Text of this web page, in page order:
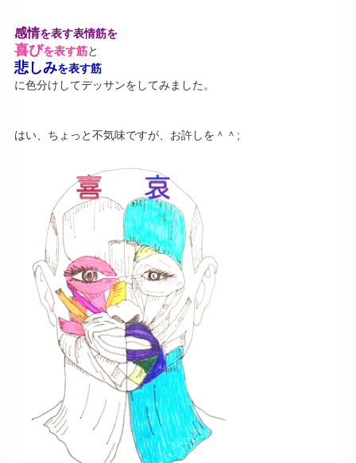
感情を表す表情筋を
喜びを表す筋と
悲しみを表す筋
に色分けしてデッサンをしてみました。
はい、ちょっと不気味ですが、お許しを＾＾;